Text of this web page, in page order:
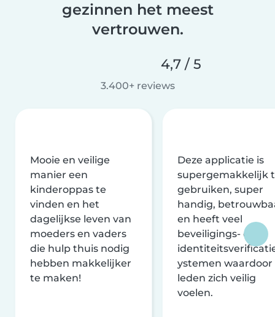
gezinnen het meest
vertrouwen.
4,7 / 5
3.400+ reviews
Mooie en veilige
manier een
kinderoppas te
vinden en het
dagelijkse leven van
moeders en vaders
die hulp thuis nodig
hebben makkelijker
te maken!
Deze applicatie is
supergemakkelijk
gebruiken, super
handig,
en heeft veel
beveiligings- en
ystemen waardoor
leden zich veilig
voelen.